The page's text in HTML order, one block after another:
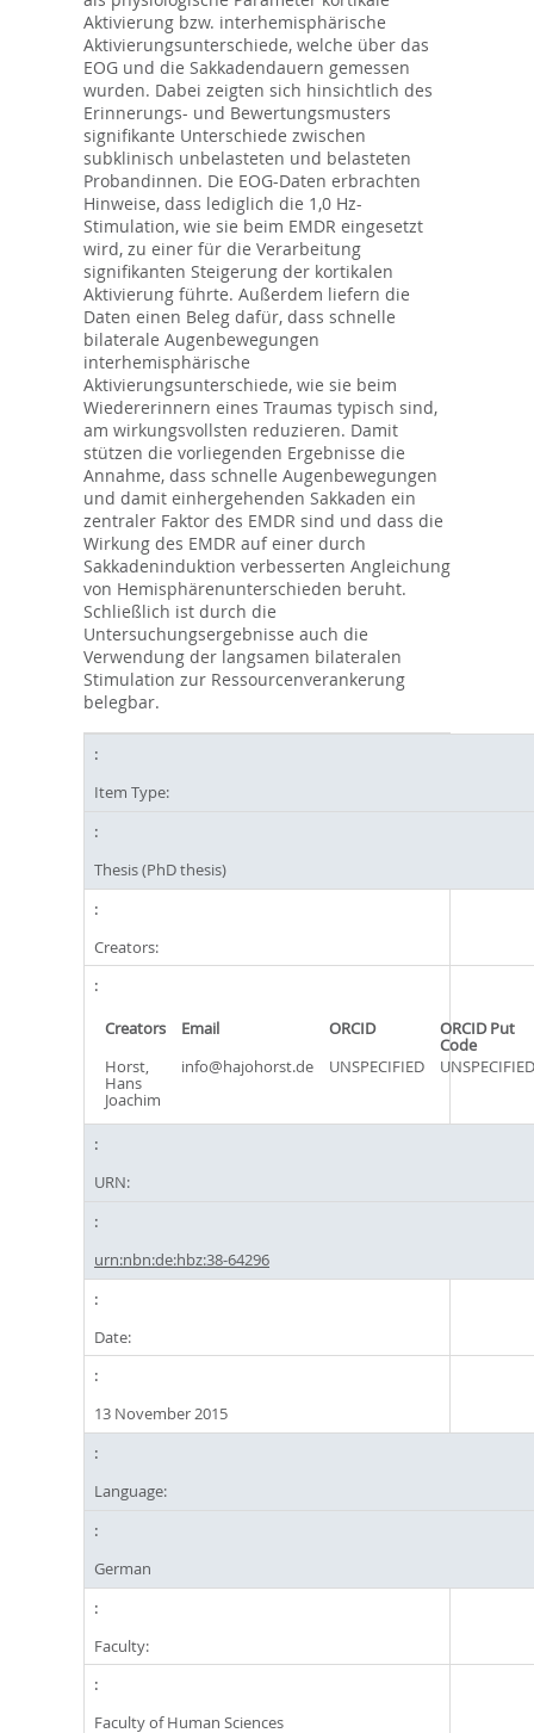
Aktivierung bzw. interhemisphärische
Aktivierungsunterschiede, welche über das
EOG und die Sakkadendauern gemessen
wurden. Dabei zeigten sich hinsichtlich des
Erinnerungs- und Bewertungsmusters
signifikante Unterschiede zwischen
subklinisch unbelasteten und belasteten
Probandinnen. Die EOG-Daten erbrachten
Hinweise, dass lediglich die 1,0 Hz-
Stimulation, wie sie beim EMDR eingesetzt
wird, zu einer für die Verarbeitung
signifikanten Steigerung der kortikalen
Aktivierung führte. Außerdem liefern die
Daten einen Beleg dafür, dass schnelle
bilaterale Augenbewegungen
interhemisphärische
Aktivierungsunterschiede, wie sie beim
Wiedererinnern eines Traumas typisch sind,
am wirkungsvollsten reduzieren. Damit
stützen die vorliegenden Ergebnisse die
Annahme, dass schnelle Augenbewegungen
und damit einhergehenden Sakkaden ein
zentraler Faktor des EMDR sind und dass die
Wirkung des EMDR auf einer durch
Sakkadeninduktion verbesserten Angleichung
von Hemisphärenunterschieden beruht.
Schließlich ist durch die
Untersuchungsergebnisse auch die
Verwendung der langsamen bilateralen
Stimulation zur Ressourcenverankerung
belegbar.
Item Type:
Thesis (PhD thesis)
Creators:
Creators Email ORCID ORCID Put
Code
Horst,
Hans
Joachim
info@hajohorst.de UNSPECIFIED UNSPECIFIED
URN:
urn:nbn:de:hbz:38-64296
Date:
13 November 2015
Language:
German
Faculty:
Faculty of Human Sciences